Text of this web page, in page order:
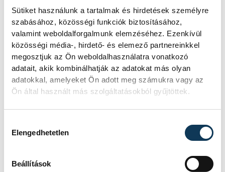
Sütiket használunk a tartalmak és hirdetések személyre
szabásához, közösségi funkciók biztosításához,
valamint weboldalforgalmunk elemzéséhez. Ezenkívül
közösségi média-, hirdető- és elemező partnereinkkel
megosztjuk az Ön weboldalhasználatra vonatkozó
adatait, akik kombinálhatják az adatokat más olyan
adatokkal, amelyeket Ön adott meg számukra vagy az
Ön által használt más szolgáltatásokból gyűjtöttek.
Elengedhetetlen
Beállítások